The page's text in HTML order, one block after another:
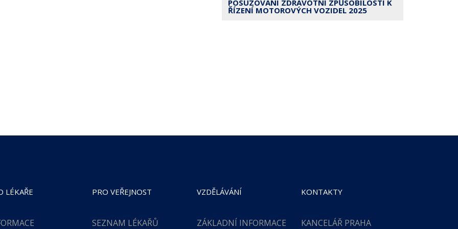
POSUZOVÁNÍ ZDRAVOTNÍ ZPŮSOBILOSTI K
ŘÍZENÍ MOTOROVÝCH VOZIDEL 2025
LÉKAŘE PRO VEŘEJNOST
SEZNAM LÉKAŘŮ
VZDĚLÁVÁNÍ
ZÁKLADNÍ INFORMACE
KONTAKTY
KANCELÁŘ PRAHA